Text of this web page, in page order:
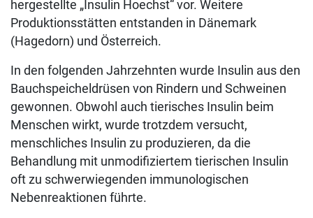
hergestellte „Insulin Hoechst“ vor. Weitere
Produktionsstätten entstanden in Dänemark
(Hagedorn) und Österreich.
In den folgenden Jahrzehnten wurde Insulin aus den
Bauchspeicheldrüsen von Rindern und Schweinen
gewonnen. Obwohl auch tierisches Insulin beim
Menschen wirkt, wurde trotzdem versucht,
menschliches Insulin zu produzieren, da die
Behandlung mit unmodifiziertem tierischen Insulin
oft zu schwerwiegenden immunologischen
Nebenreaktionen führte.